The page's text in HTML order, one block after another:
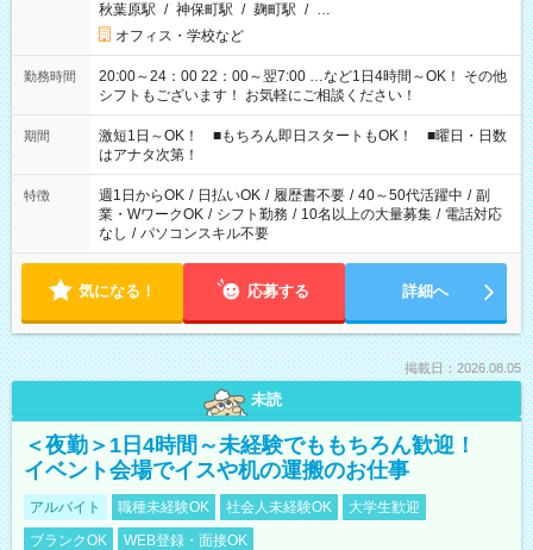
秋葉原駅 / 神保町駅 / 麹町駅 / …
オフィス・学校など
勤務時間
20:00～24：00 22：00～翌7:00 …など1日4時間～OK！ その他
シフトもございます！ お気軽にご相談ください！
期間
激短1日～OK！ ■もちろん即日スタートもOK！ ■曜日・日数
はアナタ次第！
特徴 週1日からOK / 日払いOK / 履歴書不要 / 40～50代活躍中 / 副
業・WワークOK / シフト勤務 / 10名以上の大量募集 / 電話対応
なし / パソコンスキル不要
気になる！ 応募する 詳細へ
掲載日：2026.08.05
未読
＜夜勤＞1日4時間～未経験でももちろん歓迎！
イベント会場でイスや机の運搬のお仕事
アルバイト 職種未経験OK 社会人未経験OK
大学生歓迎
ブランクOK
WEB登録・面接OK